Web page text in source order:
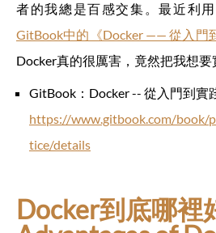
者的我總是百感交集。最近利
GitBook中的《Docker —— 從入門
Docker真的很厲害，竟然把我想要
GitBook：Docker -- 從入門到實
https://www.gitbook.com/book/
tice/details
Docker到底哪裡